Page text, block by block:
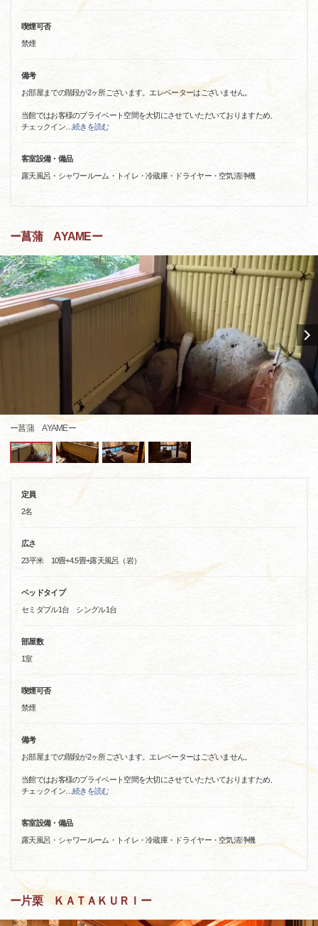
喫煙可否
禁煙
備考
お部屋までの階段が2ヶ所ございます。エレベーターはございません。
当館ではお客様のプライベート空間を大切にさせていただいておりますため、
チェックイン…続きを読む
客室設備・備品
露天風呂・シャワールーム・トイレ・冷蔵庫・ドライヤー・空気清浄機
ー菖蒲 AYAMEー
ー菖蒲 AYAMEー
定員
2名
広さ
23平米 10畳+4.5畳+露天風呂（岩）
ベッドタイプ
セミダブル1台 シングル1台
部屋数
1室
喫煙可否
禁煙
備考
お部屋までの階段が2ヶ所ございます。エレベーターはございません。
当館ではお客様のプライベート空間を大切にさせていただいておりますため、
チェックイン…続きを読む
客室設備・備品
露天風呂・シャワールーム・トイレ・冷蔵庫・ドライヤー・空気清浄機
ー片栗 ＫＡＴＡＫＵＲＩー